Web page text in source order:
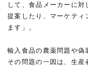
して、食品メーカーに
提案したり、マーケティ
ます」。
輸入食品の農薬問題や偽
その問題の一因は、生産